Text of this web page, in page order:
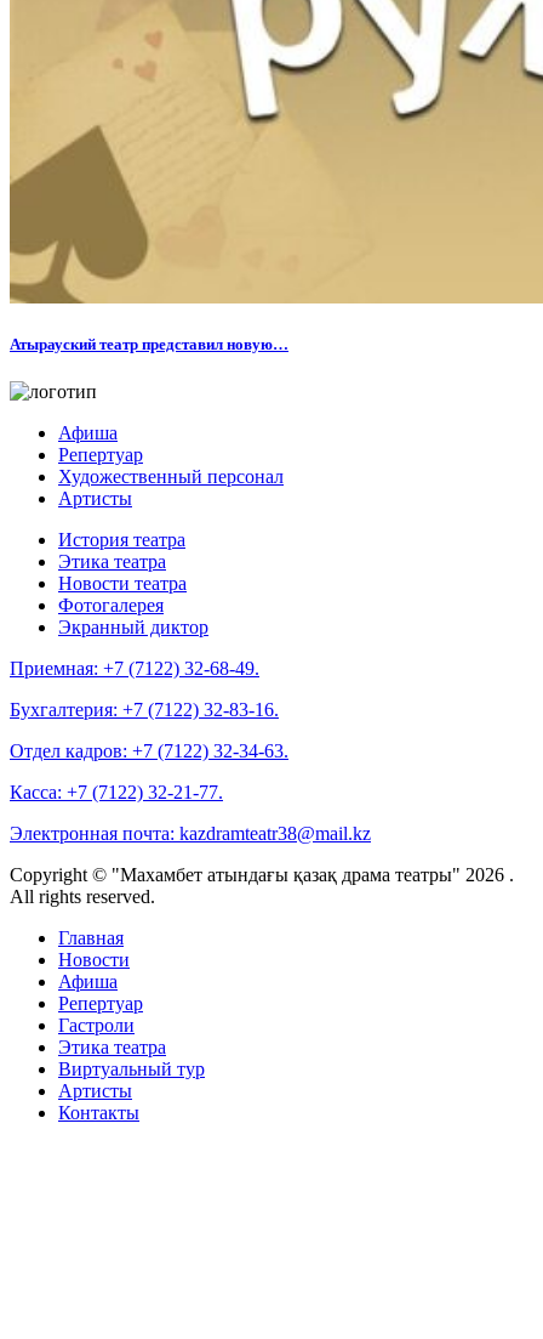
Атырауский театр представил новую…
Афиша
Репертуар
Художественный персонал
Артисты
История театра
Этика театра
Новости театра
Фотогалерея
Экранный диктор
Приемная: +7 (7122) 32-68-49.
Бухгалтерия: +7 (7122) 32-83-16.
Отдел кадров: +7 (7122) 32-34-63.
Касса: +7 (7122) 32-21-77.
Электронная почта: kazdramteatr38@mail.kz
Copyright © "Махамбет атындағы қазақ драма театры" 2026 .
All rights reserved.
Главная
Новости
Афиша
Репертуар
Гастроли
Этика театра
Виртуальный тур
Артисты
Контакты